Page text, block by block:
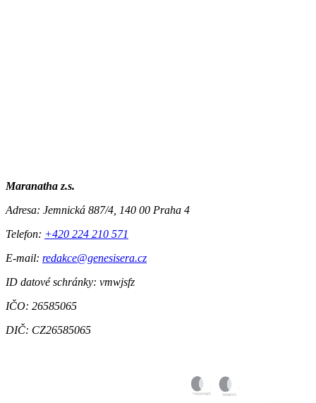
Maranatha z.s.
Adresa: Jemnická 887/4, 140 00 Praha 4
Telefon: +420 224 210 571
E-mail: redakce@genesisera.cz
ID datové schránky: vmwjsfz
IČO: 26585065
DIČ: CZ26585065